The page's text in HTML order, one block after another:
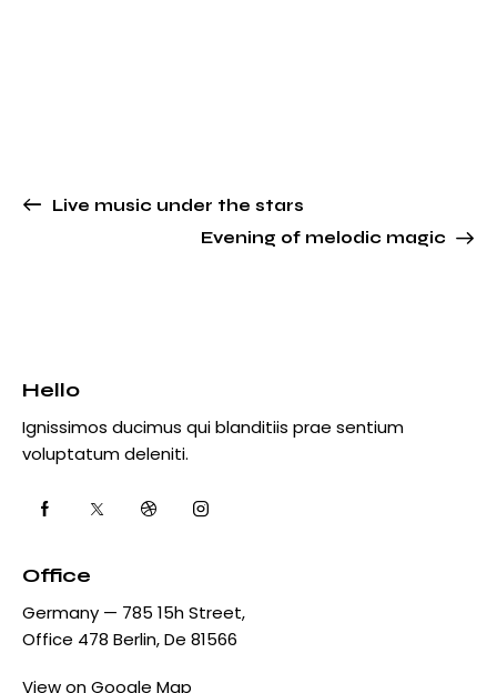
Live music under the stars
Evening of melodic magic
Hello
Ignissimos ducimus qui blanditiis prae sentium
voluptatum deleniti.
Office
Germany — 785 15h Street,
Office 478 Berlin, De 81566
View on Google Map